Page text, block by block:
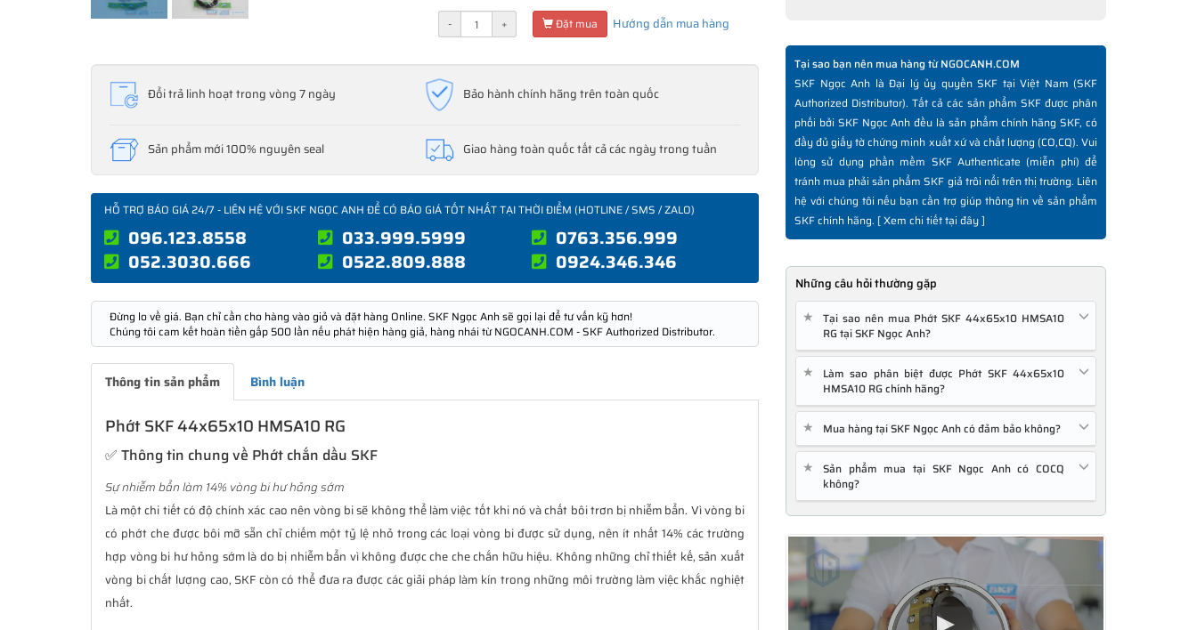
- + Đặt mua Hướng dẫn mua hàng
Đổi trả linh hoạt trong vòng 7 ngày Bảo hành chính hãng trên toàn quốc
Sản phẩm mới 100% nguyên seal Giao hàng toàn quốc tất cả các ngày trong tuần
HỖ TRỢ BÁO GIÁ 24/7 - LIÊN HỆ VỚI SKF NGỌC ANH ĐỂ CÓ BÁO GIÁ TỐT NHẤT TẠI THỜI ĐIỂM (HOTLINE / SMS / ZALO)
096.123.8558 033.999.5999
0763.356.999
052.3030.666
0522.809.888 0924.346.346
Đừng lo về giá. Bạn chỉ cần cho hàng vào giỏ và đặt hàng Online. SKF Ngọc Anh sẽ gọi lại để tư vấn kỹ hơn!
Chúng tôi cam kết hoàn tiền gấp 500 lần nếu phát hiện hàng giả, hàng nhái từ NGOCANH.COM - SKF Authorized Distributor.
Thông tin sản phẩm Bình luận
Phớt SKF 44x65x10 HMSA10 RG
✅ Thông tin chung về Phớt chắn dầu SKF
Sự nhiễm bẩn làm 14% vòng bi hư hỏng sớm
Là một chi tiết có độ chính xác cao nên vòng bi sẽ không thể làm việc tốt khi nó và chất bôi trơn bị nhiễm bẩn. Vì vòng bi
có phớt che được bôi mỡ sẵn chỉ chiếm một tỷ lệ nhỏ trong các loại vòng bi được sử dụng, nên ít nhất 14% các trường
hợp vòng bi hư hỏng sớm là do bị nhiễm bẩn vì không được che che chắn hữu hiệu. Không những chỉ thiết kế, sản xuất
vòng bi chất lượng cao, SKF còn có thể đưa ra được các giải pháp làm kín trong những môi trường làm việc khắc nghiệt
nhất.
Tại sao bạn nên mua hàng từ NGOCANH.COM
SKF Ngọc Anh là Đại lý ủy quyền SKF tại Việt Nam (SKF
Authorized Distributor). Tất cả các sản phẩm SKF được phân
phối bởi SKF Ngọc Anh đều là sản phẩm chính hãng SKF, có
đầy đủ giấy tờ chứng minh xuất xứ và chất lượng (CO,CQ). Vui
lòng sử dụng phần mềm SKF Authenticate (miễn phí) để
tránh mua phải sản phẩm SKF giả trôi nổi trên thị trường. Liên
hệ với chúng tôi nếu bạn cần trợ giúp thông tin về sản phẩm
SKF chính hãng. [Xem chi tiết tại đây]
Những câu hỏi thường gặp
★
Tại sao nên mua Phớt SKF 44x65x10 HMSA10
RG tại SKF Ngọc Anh?
★
Làm sao phân biệt được Phớt SKF 44x65x10
HMSA10 RG chính hãng?
★ Mua hàng tại SKF Ngọc Anh có đảm bảo không?
★
Sản phẩm mua tại SKF Ngọc Anh có COCQ
không?